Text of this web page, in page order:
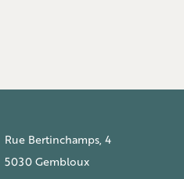
Rue Bertinchamps, 4
5030 Gembloux